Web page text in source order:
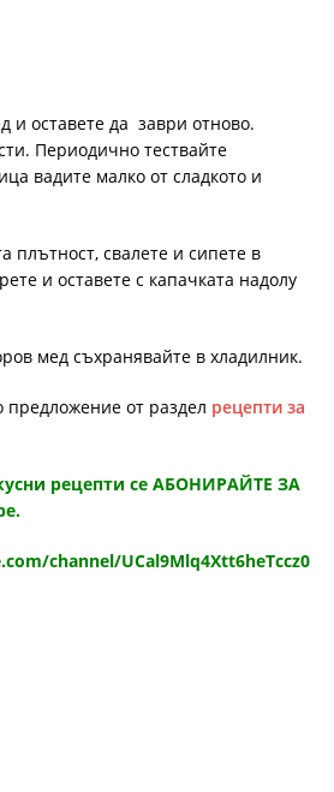
и оставете да заври отново.
Периодично тествайте
вадите малко от сладкото и
плътност, свалете и сипете в
и оставете с капачката надолу
мед съхранявайте в хладилник.
предложение от раздел рецепти за
рецепти се АБОНИРАЙТЕ ЗА
channel/UCal9Mlq4Xtt6heTccz0